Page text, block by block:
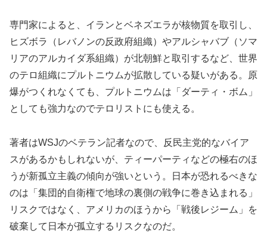
専門家によると、イランとベネズエラが核物質を取引し、
ヒズボラ（レバノンの反政府組織）やアルシャバブ（ソマ
リアのアルカイダ系組織）が北朝鮮と取引するなど、世界
のテロ組織にプルトニウムが拡散している疑いがある。原
爆がつくれなくても、プルトニウムは「ダーティ・ボム」
としても強力なのでテロリストにも使える。
著者はWSJのベテラン記者なので、反民主党的なバイア
スがあるかもしれないが、ティーパーティなどの極右のほ
うが新孤立主義の傾向が強いという。日本が恐れるべきな
のは「集団的自衛権で地球の裏側の戦争に巻き込まれる」
リスクではなく、アメリカのほうから「戦後レジーム」を
破棄して日本が孤立するリスクなのだ。